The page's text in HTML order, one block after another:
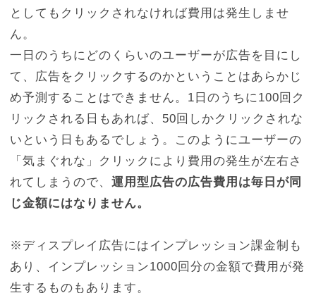
としてもクリックされなければ費用は発生しませ
ん。
一日のうちにどのくらいのユーザーが広告を目にし
て、広告をクリックするのかということはあらかじ
め予測することはできません。1日のうちに100回ク
リックされる日もあれば、50回しかクリックされな
いという日もあるでしょう。このようにユーザーの
「気まぐれな」クリックにより費用の発生が左右さ
れてしまうので、運用型広告の広告費用は毎日が同
じ金額にはなりません。
※ディスプレイ広告にはインプレッション課金制も
あり、インプレッション1000回分の金額で費用が発
生するものもあります。